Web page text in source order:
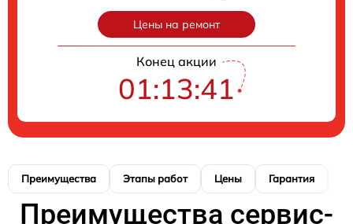
Цены на ремонт
Конец акции
01:13:40
Преимущества Этапы работ Цены Гарантия
Преимущества сервис-